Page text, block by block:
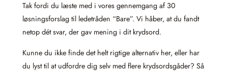
Tak fordi du læste med i vores gennemgang af 30
løsningsforslag til ledetråden “Bare”. Vi håber, at du fandt
netop dét svar, der gav mening i dit krydsord.
Kunne du ikke finde det helt rigtige alternativ her, eller har
du lyst til at udfordre dig selv med flere krydsordsgåder? Så